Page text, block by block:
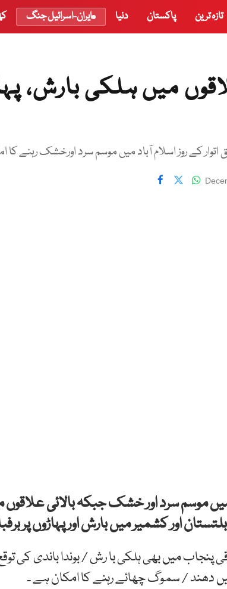
تازہ ترین پاکستان دنیا ایران-اسرائیل جنگ
میں ہلکی بارش،
کے روز اسلام آباد میں موسم سرد اورخشک رہنے کا
موسم سرد اور خشک جبکہ بالائی علاقوں
اور کشمیر میں بارش اور پہاڑوں پر
پنجاب میں بھی ہلکی با رش / بوندا باندی کی
دھند / سموگ چھائے رہنے کا امکان ہے ۔